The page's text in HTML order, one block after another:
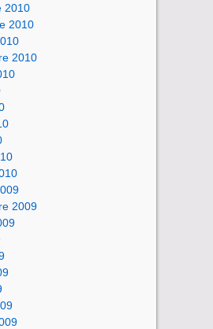
2010
2010
2010
2009